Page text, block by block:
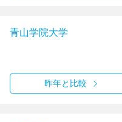
青山学院大学
昨年と比較